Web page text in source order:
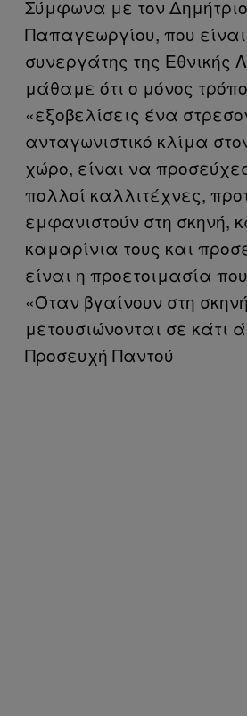
Σύμφωνα με τον Δημήτριο
Παπαγεωργίου, που
συνεργάτης της Εθνικής
μάθαμε ότι ο μόνος
«εξοβελίσεις ένα
ανταγωνιστικό κλίμα
χώρο, είναι να
πολλοί καλλιτέχνες,
εμφανιστούν στη σκηνή,
καμαρίνια τους και
είναι η προετοιμασία
«Όταν βγαίνουν στη σκηνή
μετουσιώνονται σε κάτι
Προσευχή Παντού